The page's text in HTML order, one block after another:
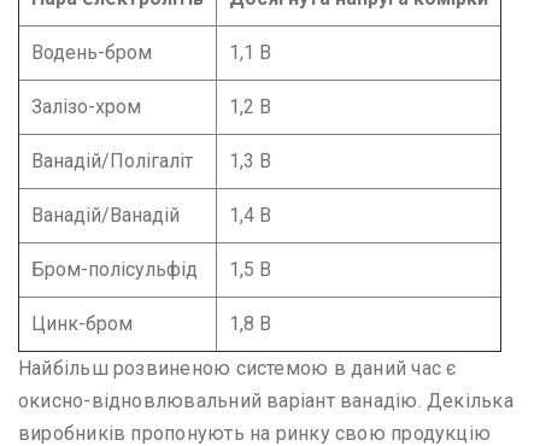
Водень-бром 1,1 В
Залізо-хром 1,2 В
Ванадій/Полігаліт 1,3 В
Ванадій/Ванадій 1,4 В
Бром-полісульфід 1,5 В
Цинк-бром
1,8 В
Найбільш розвиненою системою в даний час є
окисно-відновлювальний варіант ванадію. Декілька
виробників пропонують на ринку свою продукцію